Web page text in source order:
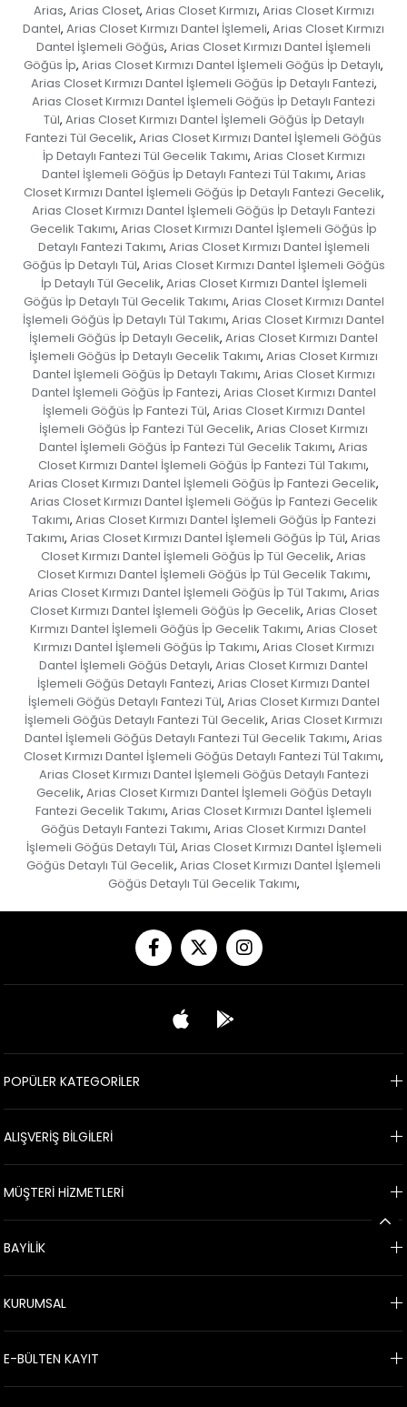
Arias, Arias Closet, Arias Closet Kırmızı, Arias Closet Kırmızı
Dantel, Arias Closet Kırmızı Dantel İşlemeli, Arias Closet Kırmızı
Dantel İşlemeli Göğüs, Arias Closet Kırmızı Dantel İşlemeli
Göğüs İp, Arias Closet Kırmızı Dantel İşlemeli Göğüs İp Detaylı,
Arias Closet Kırmızı Dantel İşlemeli Göğüs İp Detaylı Fantezi,
Arias Closet Kırmızı Dantel İşlemeli Göğüs İp Detaylı Fantezi
Tül, Arias Closet Kırmızı Dantel İşlemeli Göğüs İp Detaylı
Fantezi Tül Gecelik, Arias Closet Kırmızı Dantel İşlemeli Göğüs
İp Detaylı Fantezi Tül Gecelik Takımı, Arias Closet Kırmızı
Dantel İşlemeli Göğüs İp Detaylı Fantezi Tül Takımı, Arias
Closet Kırmızı Dantel İşlemeli Göğüs İp Detaylı Fantezi Gecelik,
Arias Closet Kırmızı Dantel İşlemeli Göğüs İp Detaylı Fantezi
Gecelik Takımı, Arias Closet Kırmızı Dantel İşlemeli Göğüs İp
Detaylı Fantezi Takımı, Arias Closet Kırmızı Dantel İşlemeli
Göğüs İp Detaylı Tül, Arias Closet Kırmızı Dantel İşlemeli Göğüs
İp Detaylı Tül Gecelik, Arias Closet Kırmızı Dantel İşlemeli
Göğüs İp Detaylı Tül Gecelik Takımı, Arias Closet Kırmızı Dantel
İşlemeli Göğüs İp Detaylı Tül Takımı, Arias Closet Kırmızı Dantel
İşlemeli Göğüs İp Detaylı Gecelik, Arias Closet Kırmızı Dantel
İşlemeli Göğüs İp Detaylı Gecelik Takımı, Arias Closet Kırmızı
Dantel İşlemeli Göğüs İp Detaylı Takımı, Arias Closet Kırmızı
Dantel İşlemeli Göğüs İp Fantezi, Arias Closet Kırmızı Dantel
İşlemeli Göğüs İp Fantezi Tül, Arias Closet Kırmızı Dantel
İşlemeli Göğüs İp Fantezi Tül Gecelik, Arias Closet Kırmızı
Dantel İşlemeli Göğüs İp Fantezi Tül Gecelik Takımı, Arias
Closet Kırmızı Dantel İşlemeli Göğüs İp Fantezi Tül Takımı,
Arias Closet Kırmızı Dantel İşlemeli Göğüs İp Fantezi Gecelik,
Arias Closet Kırmızı Dantel İşlemeli Göğüs İp Fantezi Gecelik
Takımı, Arias Closet Kırmızı Dantel İşlemeli Göğüs İp Fantezi
Takımı, Arias Closet Kırmızı Dantel İşlemeli Göğüs İp Tül, Arias
Closet Kırmızı Dantel İşlemeli Göğüs İp Tül Gecelik, Arias
Closet Kırmızı Dantel İşlemeli Göğüs İp Tül Gecelik Takımı,
Arias Closet Kırmızı Dantel İşlemeli Göğüs İp Tül Takımı, Arias
Closet Kırmızı Dantel İşlemeli Göğüs İp Gecelik, Arias Closet
Kırmızı Dantel İşlemeli Göğüs İp Gecelik Takımı, Arias Closet
Kırmızı Dantel İşlemeli Göğüs İp Takımı, Arias Closet Kırmızı
Dantel İşlemeli Göğüs Detaylı, Arias Closet Kırmızı Dantel
İşlemeli Göğüs Detaylı Fantezi, Arias Closet Kırmızı Dantel
İşlemeli Göğüs Detaylı Fantezi Tül, Arias Closet Kırmızı Dantel
İşlemeli Göğüs Detaylı Fantezi Tül Gecelik, Arias Closet Kırmızı
Dantel İşlemeli Göğüs Detaylı Fantezi Tül Gecelik Takımı, Arias
Closet Kırmızı Dantel İşlemeli Göğüs Detaylı Fantezi Tül Takımı,
Arias Closet Kırmızı Dantel İşlemeli Göğüs Detaylı Fantezi
Gecelik, Arias Closet Kırmızı Dantel İşlemeli Göğüs Detaylı
Fantezi Gecelik Takımı, Arias Closet Kırmızı Dantel İşlemeli
Göğüs Detaylı Fantezi Takımı, Arias Closet Kırmızı Dantel
İşlemeli Göğüs Detaylı Tül, Arias Closet Kırmızı Dantel İşlemeli
Göğüs Detaylı Tül Gecelik, Arias Closet Kırmızı Dantel İşlemeli
Göğüs Detaylı Tül Gecelik Takımı,
POPÜLER KATEGORİLER
ALIŞVERİŞ BİLGİLERİ
MÜŞTERİ HİZMETLERİ
BAYİLİK
KURUMSAL
E-BÜLTEN KAYIT